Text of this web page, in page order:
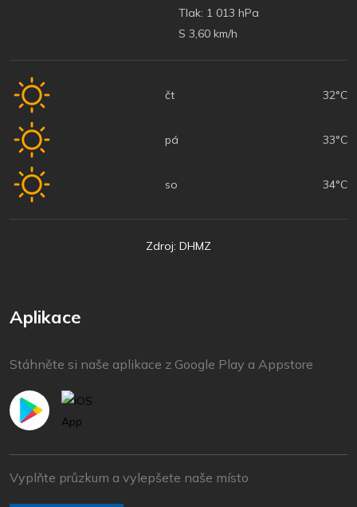
Tlak: 1 013 hPa
S 3,60 km/h
čt 32°C
pá 33°C
so 34°C
Zdroj: DHMZ
Aplikace
Stáhněte si naše aplikace z Google Play a Appstore
Vyplňte průzkum a vylepšete naše místo